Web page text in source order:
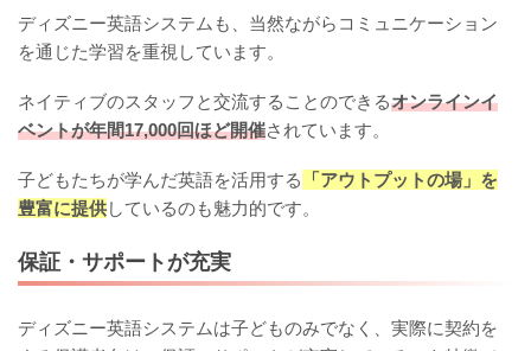
ディズニー英語システムも、当然ながらコミュニケーション
を通じた学習を重視しています。
ネイティブのスタッフと交流することのできるオンラインイ
ベントが年間17,000回ほど開催されています。
子どもたちが学んだ英語を活用する
「アウトプットの場」を
豊富に提供しているのも魅力的です。
保証・サポートが充実
ディズニー英語システムは子どものみでなく、実際に契約を